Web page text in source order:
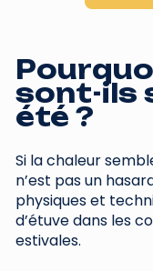
sont-ils
été ?
Si la chaleur
n’est pas un
physiques et
d’étuve dans les
estivales.